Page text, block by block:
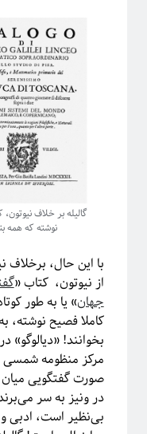
برچسب‌ها
Emergence
اخترفیزیک
انرژی تاریک
تحصیلات تکمیلی
درشت-دانه‌بندی
سیستم‌های
شبکه‌های
گالیله بر خلاف نیوتون،
نوشته که همه
از نیوتون، کتاب «
جهان» یا به طور
کاملا فصیح نوشته،
بخوانند!
مرکز منظومه‌ شمسی
صورت گفتگویی
در ونیز به سر
بی‌نظیر است، ادبی